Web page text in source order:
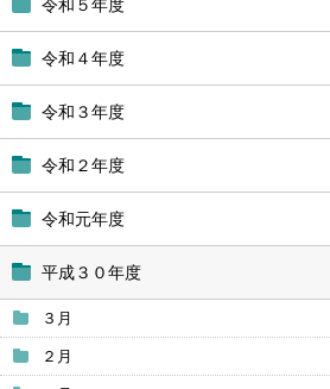
令和５年度
令和４年度
令和３年度
令和２年度
令和元年度
平成３０年度
３月
２月